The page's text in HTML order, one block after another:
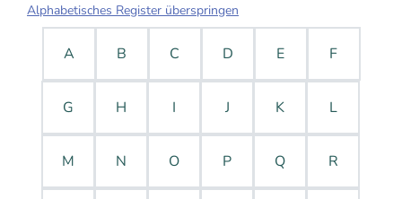
Alphabetisches Register überspringen
A B C D E F
G H I J K L
M N O P Q R